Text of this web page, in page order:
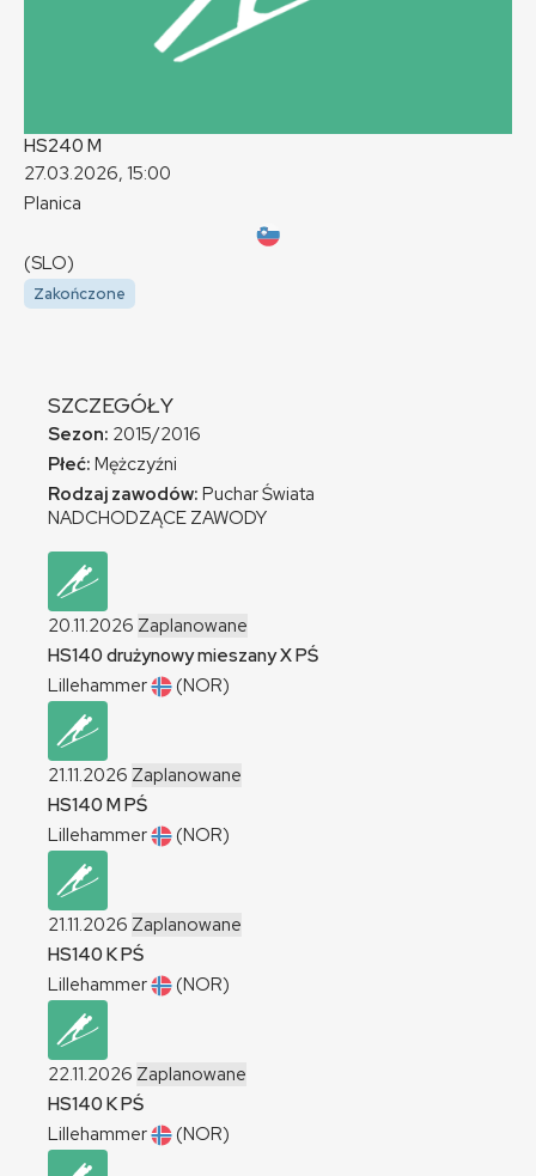
HS240 M
27.03.2026, 15:00
Planica
(SLO)
Zakończone
SZCZEGÓŁY
Sezon: 2015/2016
Płeć: Mężczyźni
Rodzaj zawodów: Puchar Świata
NADCHODZĄCE ZAWODY
20.11.2026 Zaplanowane
HS140 drużynowy mieszanyXPŚ
Lillehammer
(NOR)
21.11.2026 Zaplanowane
HS140MPŚ
Lillehammer
(NOR)
21.11.2026 Zaplanowane
HS140KPŚ
Lillehammer
(NOR)
22.11.2026 Zaplanowane
HS140KPŚ
Lillehammer
(NOR)